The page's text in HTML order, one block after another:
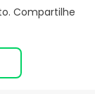
Compartilhe